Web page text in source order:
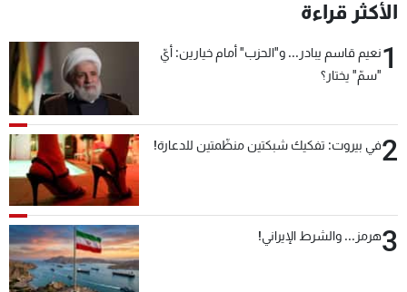
الأكثر قراءة
1نعيم قاسم يبادر... و"الحزب" أمام خيارين: أيّ
"سمّ" يختار؟
2في بيروت: تفكيك شبكتين منظّمتين للدعارة!
3هرمز... والشرط الإيراني!
عن MTV
الإنـتـاج
وظائف
سياسة الخصوصية